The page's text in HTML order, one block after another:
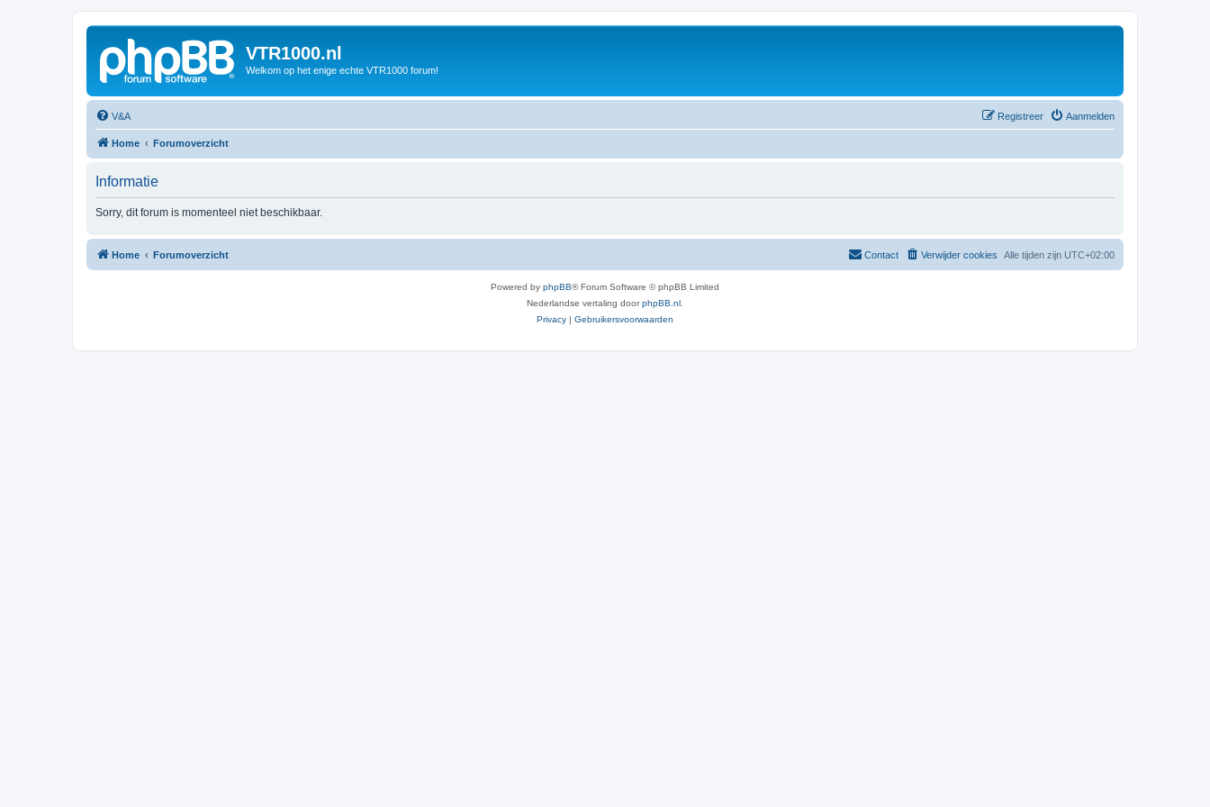
VTR1000.nl
Welkom op het enige echte VTR1000 forum!
V&A Aanmelden
Registreer
Home Forumoverzicht
Informatie
Sorry, dit forum is momenteel niet beschikbaar.
Home Forumoverzicht Alle tijden zijn UTC+02:00
Verwijder cookies
Contact
Powered by phpBB® Forum Software © phpBB Limited
Nederlandse vertaling doorphpBB.nl
Privacy | Gebruikersvoorwaarden